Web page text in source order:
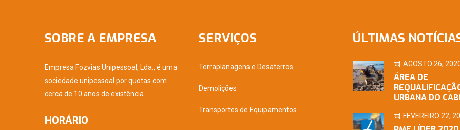
SOBRE A EMPRESA
Empresa Fozvias Unipessoal, Lda., é uma
sociedade unipessoal por quotas com
cerca de 10 anos de existência
HORÁRIO
SERVIÇOS
Terraplanagens e Desaterros
Demolições
Transportes de Equipamentos
ÚLTIMAS
AGOSTO 26,
ÁREA DE
URBANA DO
FEVEREIRO 22,